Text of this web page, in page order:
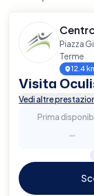
Piazza
Terme
12.4
Visita
Vedi altre
Prima
-